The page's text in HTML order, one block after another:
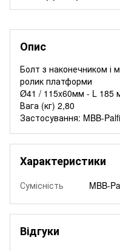
Опис
Болт з наконечником і
ролик платформи
Ø41 / 115x60мм - L 185
Вага (кг) 2,80
Застосування: MBB-
Характеристики
Сумісність MBB-
Відгуки